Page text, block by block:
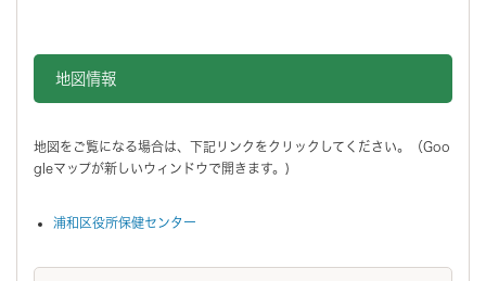
地図情報
地図をご覧になる場合は、下記リンクをクリックしてください。（Goo
gleマップが新しいウィンドウで開きます。)
浦和区役所保健センター